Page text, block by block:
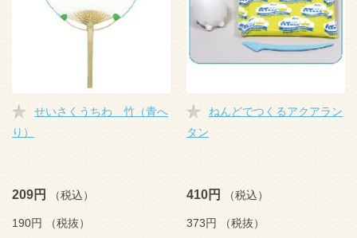
せいさくうちわ 竹（青へ
り）
209円 （税込）
190円 （税抜）
ねんどでつくるアクアラン
タン
410円 （税込）
373円 （税抜）